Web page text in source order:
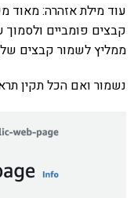
ממליץ לשמור קבצים
נשמור ואם הכל תקין